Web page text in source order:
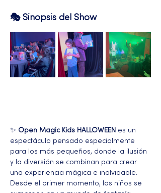
🎭 Sinopsis del Show
✨ Open Magic Kids HALLOWEEN es un
espectáculo pensado especialmente
para los más pequeños, donde la ilusión
y la diversión se combinan para crear
una experiencia mágica e inolvidable.
Desde el primer momento, los niños se